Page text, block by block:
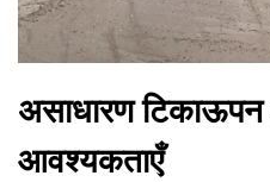
असाधारण
आवश्यकताएँ